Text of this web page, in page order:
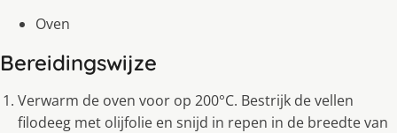
Oven
Bereidingswijze
Verwarm de oven voor op 200°C. Bestrijk de vellen
filodeeg met olijfolie en snijd in repen in de breedte van